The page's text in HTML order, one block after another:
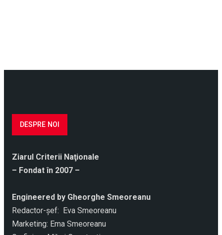
DESPRE NOI
Ziarul Criterii Naţionale
– Fondat în 2007 –
Engineered by Gheorghe Smeoreanu
Redactor-şef: Eva Smeoreanu
Marketing: Ema Smeoreanu